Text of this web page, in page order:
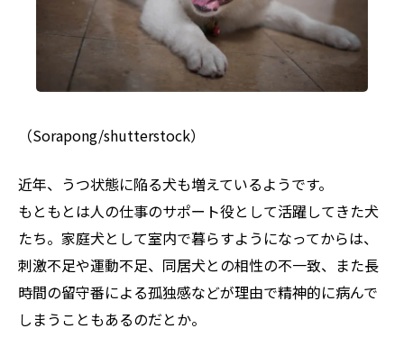
（Sorapong/shutterstock）
近年、うつ状態に陥る犬も増えているようです。
もともとは人の仕事のサポート役として活躍してきた犬
たち。家庭犬として室内で暮らすようになってからは、
刺激不足や運動不足、同居犬との相性の不一致、また長
時間の留守番による孤独感などが理由で精神的に病んで
しまうこともあるのだとか。